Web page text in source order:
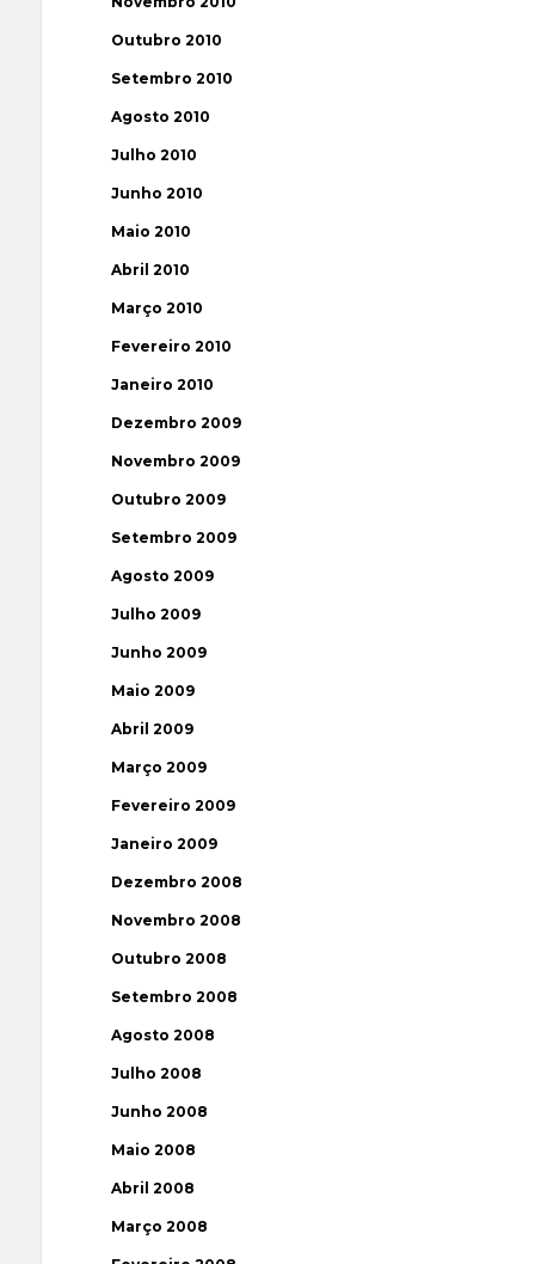
Outubro 2010
Setembro 2010
Agosto 2010
Julho 2010
Junho 2010
Maio 2010
Abril 2010
Março 2010
Fevereiro 2010
Janeiro 2010
Dezembro 2009
Novembro 2009
Outubro 2009
Setembro 2009
Agosto 2009
Julho 2009
Junho 2009
Maio 2009
Abril 2009
Março 2009
Fevereiro 2009
Janeiro 2009
Dezembro 2008
Novembro 2008
Outubro 2008
Setembro 2008
Agosto 2008
Julho 2008
Junho 2008
Maio 2008
Abril 2008
Março 2008